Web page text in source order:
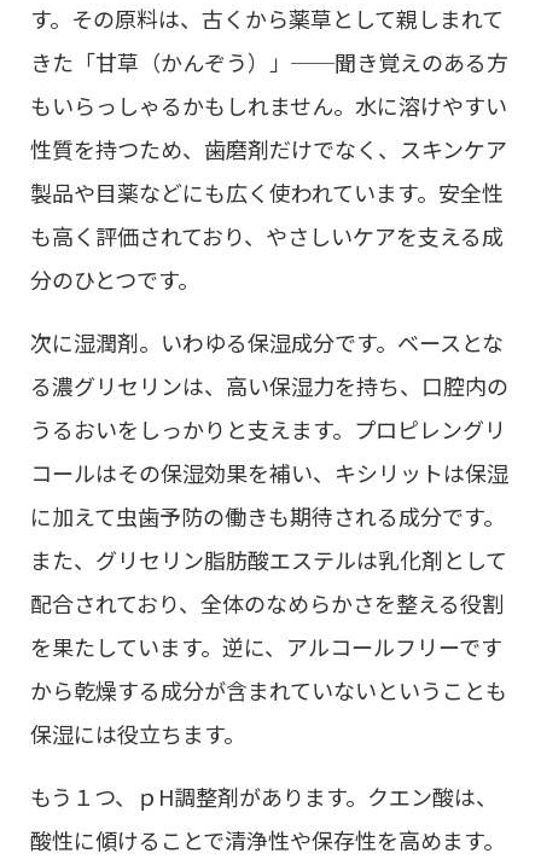
す。その原料は、古くから薬草として親しまれて
きた「甘草（かんぞう）」──聞き覚えのある方
もいらっしゃるかもしれません。水に溶けやすい
性質を持つため、歯磨剤だけでなく、スキンケア
製品や目薬などにも広く使われています。安全性
も高く評価されており、やさしいケアを支える成
分のひとつです。
次に湿潤剤。いわゆる保湿成分です。ベースとな
る濃グリセリンは、高い保湿力を持ち、口腔内の
うるおいをしっかりと支えます。プロピレングリ
コールはその保湿効果を補い、キシリットは保湿
に加えて虫歯予防の働きも期待される成分です。
また、グリセリン脂肪酸エステルは乳化剤として
配合されており、全体のなめらかさを整える役割
を果たしています。逆に、アルコールフリーです
から乾燥する成分が含まれていないということも
保湿には役立ちます。
もう１つ、ｐH調整剤があります。クエン酸は、
酸性に傾けることで清浄性や保存性を高めます。